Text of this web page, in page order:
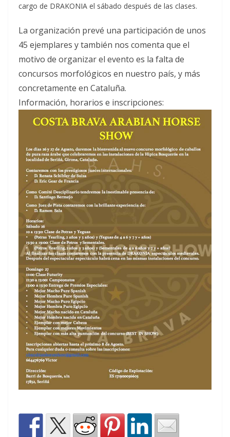
cargo de DRAKONIA el sábado después de las clases.
La organización prevé una participación de unos
45 ejemplares y también nos comenta que el
motivo de organizar el evento es la falta de
concursos morfológicos en nuestro país, y más
concretamente en Cataluña.
Información, horarios e inscripciones: